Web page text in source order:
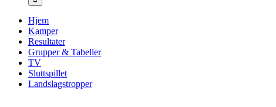
Hjem
Kamper
Resultater
Grupper & Tabeller
TV
Sluttspillet
Landslagstropper